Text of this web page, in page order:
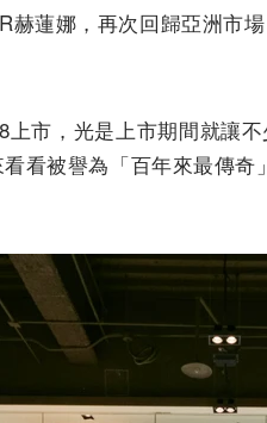
赫蓮娜，再次回歸亞洲市
市，光是上市期間就讓
看被譽為「百年來最傳